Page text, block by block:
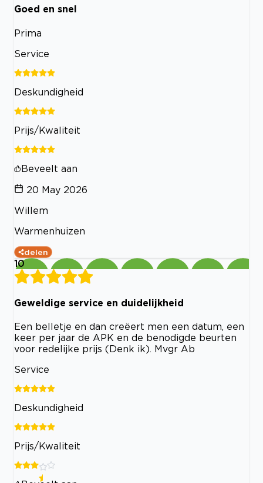
Goed en snel
Prima
Service
Deskundigheid
Prijs/Kwaliteit
Beveelt aan
20 May 2026
Willem
Warmenhuizen
delen
10
Geweldige service en duidelijkheid
Een belletje en dan creëert men een datum, een
keer per jaar de APK en de benodigde beurten
voor redelijke prijs (Denk ik). Mvgr Ab
Service
Deskundigheid
Prijs/Kwaliteit